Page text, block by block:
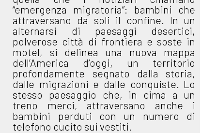
“emergenza migratoria”: bambini che
attraversano da soli il confine. In un
alternarsi di paesaggi desertici,
polverose città di frontiera e soste in
motel, si delinea una nuova mappa
dell’America d’oggi, un territorio
profondamente segnato dalla storia,
dalle migrazioni e dalle conquiste. Lo
stesso paesaggio che, in cima a un
treno merci, attraversano anche i
bambini perduti con un numero di
telefono cucito sui vestiti.